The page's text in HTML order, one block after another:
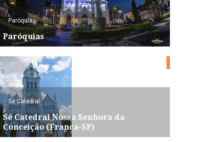
Paróquias
Paróquias
Sé Catedral
Sé Catedral Nossa Senhora da
Conceição (Franca-SP)